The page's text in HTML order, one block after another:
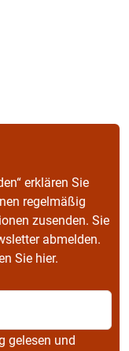
erklären Sie
regelmäßig
zusenden. Sie
abmelden.
Sie hier.
gelesen und